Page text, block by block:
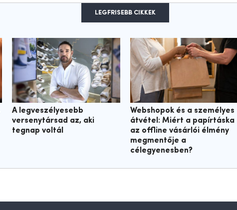
LEGFRISEBB CIKKEK
A legveszélyesebb
versenytársad az, aki
tegnap voltál
Webshopok és a személyes
átvétel: Miért a papírtáska
az offline vásárlói élmény
megmentője a
célegyenesben?